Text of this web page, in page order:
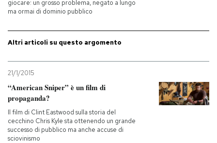
Cultura
Economia
Sport
Altrecose
PODCAST
NEWSLETTER
giocare: un grosso problema, negato a lungo
ma ormai di dominio pubblico
Altri articoli su questo argomento
21/1/2015
“American Sniper” è un film di
propaganda?
Il film di Clint Eastwood sulla storia del
cecchino Chris Kyle sta ottenendo un grande
successo di pubblico ma anche accuse di
sciovinismo